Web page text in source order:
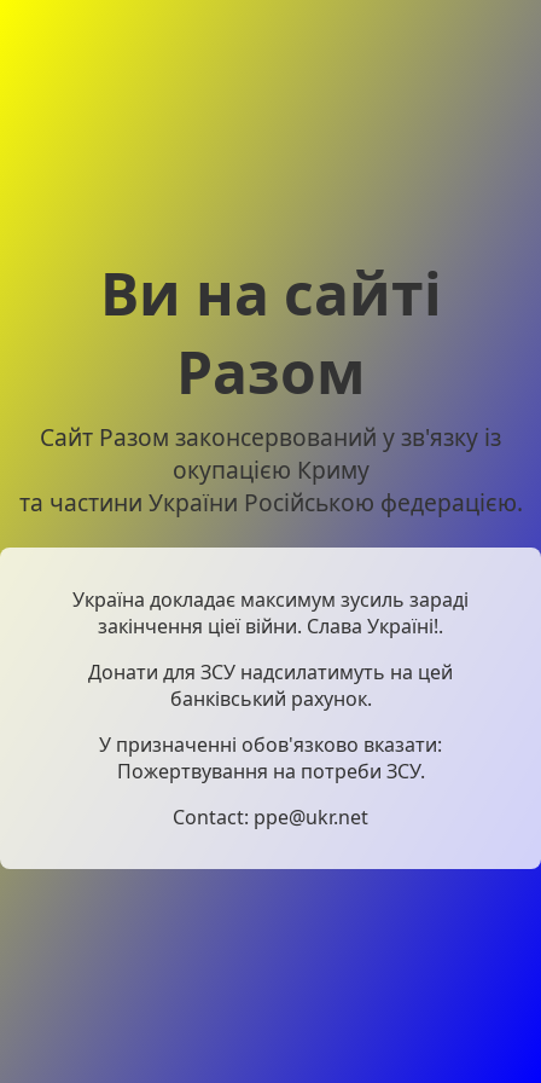
Ви на сайті
Разом
Сайт Разом законсервований у зв'язку із
окупацією Криму
та частини України Російською федерацією.
Україна докладає максимум зусиль зараді
закінчення ціеї війни. Слава Україні!.
Донати для ЗСУ надсилатимуть на цей
банківський рахунок.
У призначенні обов'язково вказати:
Пожертвування на потреби ЗСУ.
Contact: ppe@ukr.net